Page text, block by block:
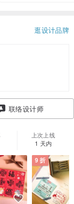
逛设计品牌
联络设计师
上次上线
1 天内
9 折